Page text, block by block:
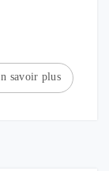
savoir plus